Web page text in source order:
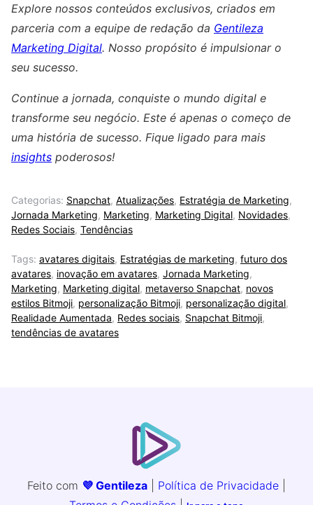
Explore nossos conteúdos exclusivos, criados em
parceria com a equipe de redação da Gentileza
Marketing Digital. Nosso propósito é impulsionar o
seu sucesso.
Continue a jornada, conquiste o mundo digital e
transforme seu negócio. Este é apenas o começo de
uma história de sucesso. Fique ligado para mais
insights poderosos!
Categorias: Snapchat, Atualizações, Estratégia de Marketing,
Jornada Marketing, Marketing, Marketing Digital, Novidades,
Redes Sociais, Tendências
Tags: avatares digitais, Estratégias de marketing, futuro dos
avatares, inovação em avatares, Jornada Marketing,
Marketing, Marketing digital, metaverso Snapchat, novos
estilos Bitmoji, personalização Bitmoji, personalização digital,
Realidade Aumentada, Redes sociais, Snapchat Bitmoji,
tendências de avatares
Feito com 💜 Gentileza Política de Privacidade